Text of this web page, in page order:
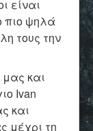
είναι
πιο ψηλά
τους την
και
Ivan
και
μέχρι τη